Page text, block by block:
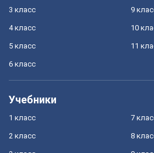
3 класс
4 класс
5 класс
6 класс
9
10
11
Учебники
1 класс
2 класс
7
8